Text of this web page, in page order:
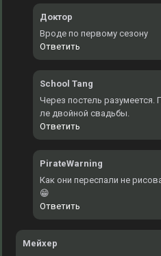
Доктор
Вроде по первому сезону
Ответить
School Tang
Через постель
ле двойной свадьбы.
Ответить
PirateWarning
Как они переспали не
😁
Ответить
Мейхер